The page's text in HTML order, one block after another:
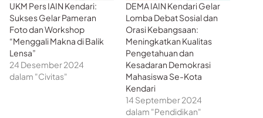
UKM Pers IAIN Kendari:
Sukses Gelar Pameran
Foto dan Workshop
“Menggali Makna di Balik
Lensa”
24 Desember 2024
dalam "Civitas"
DEMA IAIN Kendari Gelar
Lomba Debat Sosial dan
Orasi Kebangsaan:
Meningkatkan Kualitas
Pengetahuan dan
Kesadaran Demokrasi
Mahasiswa Se-Kota
Kendari
14 September 2024
dalam "Pendidikan"